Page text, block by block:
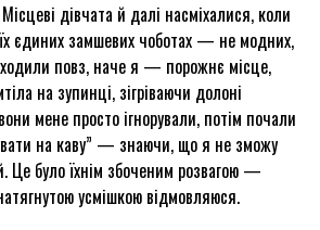
дівчата й далі насміхалися, коли
єдиних замшевих чоботах — не модних,
повз, наче я — порожнє місце,
на зупинці, зігріваючи долоні
мене просто ігнорували, потім почали
на каву” — знаючи, що я не зможу
Це було їхнім збоченим розвагою —
усмішкою відмовляюся.